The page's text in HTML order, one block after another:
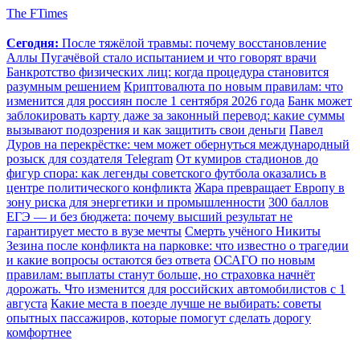
The FTimes
Сегодня: После тяжёлой травмы: почему восстановление
Аллы Пугачёвой стало испытанием и что говорят врачи
Банкротство физических лиц: когда процедура становится
разумным решением Криптовалюта по новым правилам: что
изменится для россиян после 1 сентября 2026 года Банк может
заблокировать карту даже за законный перевод: какие суммы
вызывают подозрения и как защитить свои деньги Павел
Дуров на перекрёстке: чем может обернуться международный
розыск для создателя Telegram От кумиров стадионов до
фигур спора: как легенды советского футбола оказались в
центре политического конфликта Жара превращает Европу в
зону риска для энергетики и промышленности 300 баллов
ЕГЭ — и без бюджета: почему высший результат не
гарантирует место в вузе мечты Смерть учёного Никиты
Зезина после конфликта на парковке: что известно о трагедии
и какие вопросы остаются без ответа ОСАГО по новым
правилам: выплаты станут больше, но страховка начнёт
дорожать. Что изменится для российских автомобилистов с 1
августа Какие места в поезде лучше не выбирать: советы
опытных пассажиров, которые помогут сделать дорогу
комфортнее